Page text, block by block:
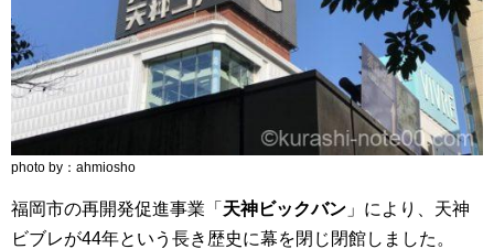
photo by：ahmiosho
福岡市の再開発促進事業「 天神ビックバン 」により、天神
ビブレが44年という長き歴史に幕を閉じ閉館しました。